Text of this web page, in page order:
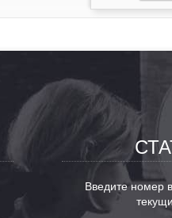
Введите номер